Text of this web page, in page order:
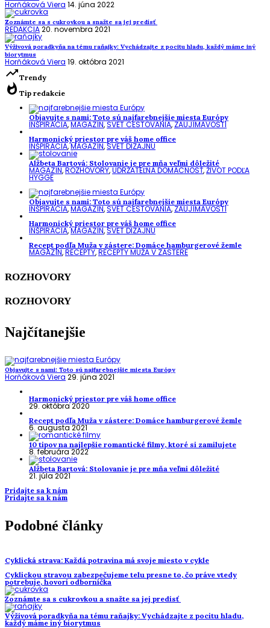
Horňáková Viera 14. júna 2022
Zoznámte sa s cukrovkou a snažte sa jej predísť
REDAKCIA20. novembra 2021
Výživová poradkyňa na tému raňajky: Vychádzajte z pocitu hladu, každý máme iný
biorytmus
Horňáková Viera 19. októbra 2021
trending_upTrendy
whatshot Tip redakcie
Objavujte s nami: Toto sú najfarebnejšie miesta Európy
INŠPIRÁCIA,MAGAZÍN,SVET CESTOVANIA,ZAUJÍMAVOSTI
Harmonický priestor pre váš home office
INŠPIRÁCIA,MAGAZÍN,SVET DIZAJNU
Alžbeta Bartová: Stolovanie je pre mňa veľmi dôležité
MAGAZÍN,ROZHOVORY,UDRŽATEĽNÁ DOMÁCNOSŤ,ŽIVOT PODĽA
HYGGE
Objavujte s nami: Toto sú najfarebnejšie miesta Európy
INŠPIRÁCIA,MAGAZÍN,SVET CESTOVANIA,ZAUJÍMAVOSTI
Harmonický priestor pre váš home office
INŠPIRÁCIA,MAGAZÍN,SVET DIZAJNU
Recept podľa Muža v zástere: Domáce hamburgerové žemle
MAGAZÍN,RECEPTY,RECEPTY MUŽA V ZÁSTERE
ROZHOVORY
ROZHOVORY
Najčítanejšie
Objavujte s nami: Toto sú najfarebnejšie miesta Európy
Horňáková Viera 29. júna 2021
Harmonický priestor pre váš home office
29. októbra 2020
Recept podľa Muža v zástere: Domáce hamburgerové žemle
6. augusta 2021
10 tipov na najlepšie romantické filmy, ktoré si zamilujete
8. februára 2022
Alžbeta Bartová: Stolovanie je pre mňa veľmi dôležité
21. júla 2021
Pridajte sa k nám
Pridajte sa k nám
Podobné články
Cyklická strava: Každá potravina má svoje miesto v cykle
Cyklickou stravou zabezpečujeme telu presne to, čo práve vtedy
potrebuje, hovorí odborníčka
Zoznámte sa s cukrovkou a snažte sa jej predísť
Výživová poradkyňa na tému raňajky: Vychádzajte z pocitu hladu,
každý máme iný biorytmus